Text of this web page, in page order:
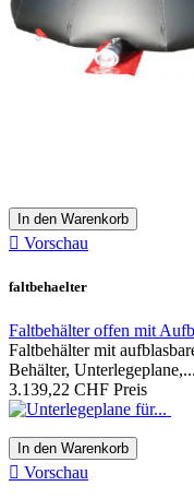
In den Warenkorb
 Vorschau
faltbehaelter
Faltbehälter offen mit
Faltbehälter mit
Behälter, Unterlegeplane,...
3.139,22 CHF Preis
In den Warenkorb
 Vorschau